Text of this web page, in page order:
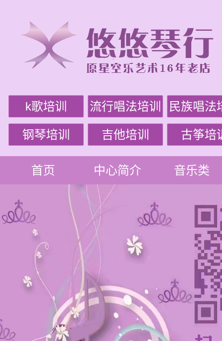
k歌培训 流行唱法培训 民族唱法
钢琴培训 吉他培训 古筝培
首页 中心简介 音乐类